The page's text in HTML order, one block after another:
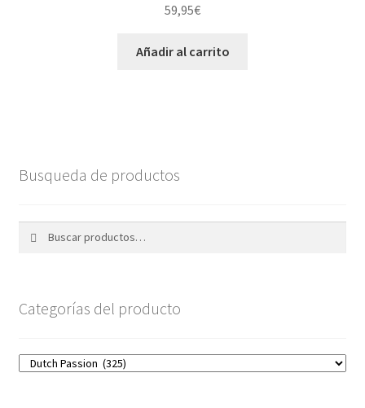
59,95€
Añadir al carrito
Busqueda de productos
Categorías del producto